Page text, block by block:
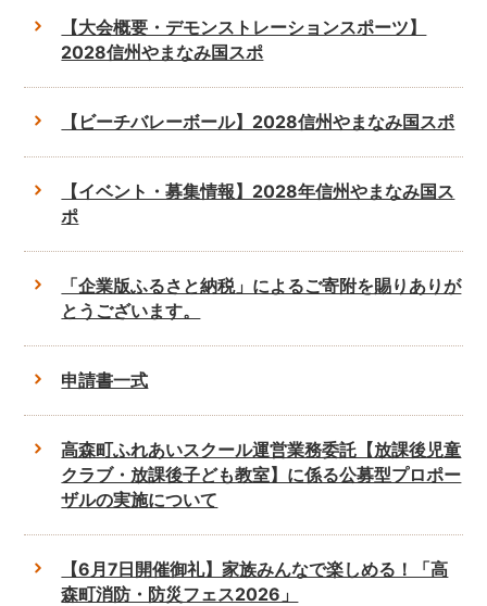
【大会概要・デモンストレーションスポーツ】
2028信州やまなみ国スポ
【ビーチバレーボール】2028信州やまなみ国スポ
【イベント・募集情報】2028年信州やまなみ国ス
ポ
「企業版ふるさと納税」によるご寄附を賜りありが
とうございます。
申請書一式
高森町ふれあいスクール運営業務委託【放課後児童
クラブ・放課後子ども教室】に係る公募型プロポー
ザルの実施について
【6月7日開催御礼】家族みんなで楽しめる！「高
森町消防・防災フェス2026」